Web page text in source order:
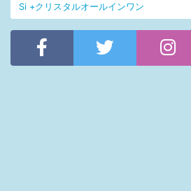
Si +クリスタルオールインワン